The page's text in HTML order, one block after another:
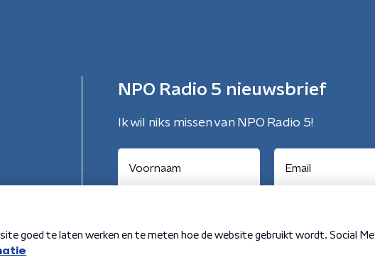
NPO Radio 5 nieuwsbrief
Ik wil niks missen van NPO Radio 5!